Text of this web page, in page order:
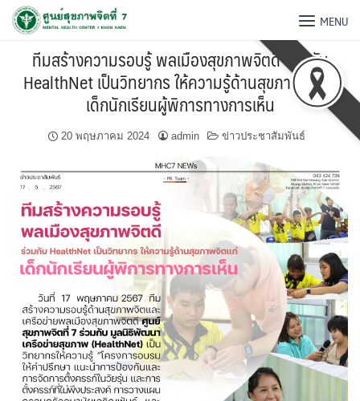
MENU
ทีมสร้างความรอบรู้ พลเมืองสุขภาพจิตดี ร่วมกับ
HealthNet เป็นวิทยากร ให้ความรู้ด้านสุขภาพจิตแก่
เด็กนักเรียนผู้พิการทางการเห็น
20 พฤษภาคม 2024 admin ข่าวประชาสัมพันธ์